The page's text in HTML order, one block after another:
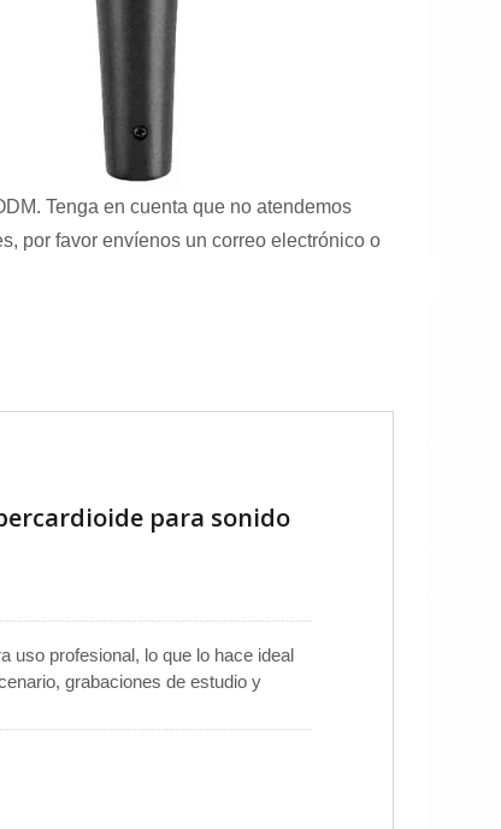
Tenga en cuenta que no atendemos
por favor envíenos un correo electrónico o
para sonido
uso profesional, lo que lo hace ideal
grabaciones de estudio y
y capturando sonido enfocado.